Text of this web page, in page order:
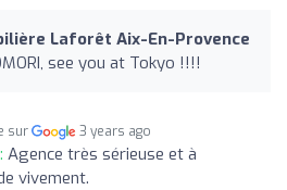
Laforêt Aix-En-Provence
see you at Tokyo !!!!
sur 3 years ago
Agence très sérieuse et à
vivement.